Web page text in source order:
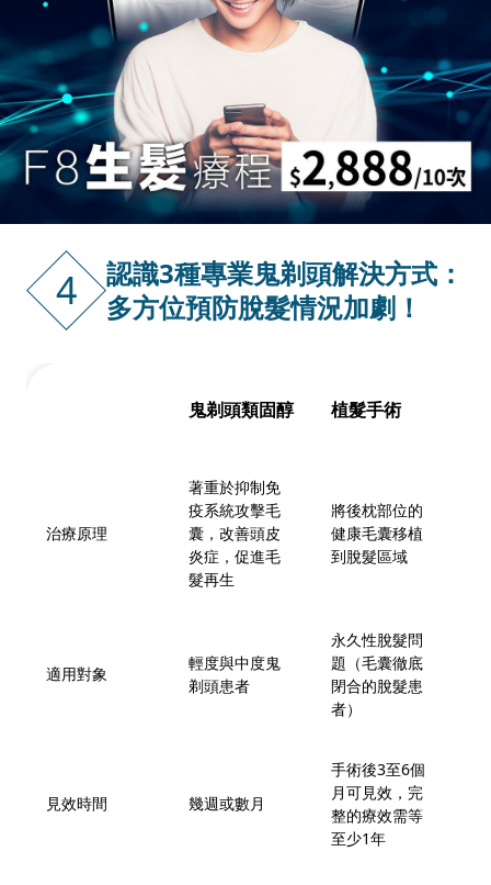
4
認識3種專業鬼剃頭解決方式：
多方位預防脫髮情況加劇！
鬼剃頭類固醇 植髮手術
治療原理
著重於抑制免
疫系統攻擊毛
囊，改善頭皮
炎症，促進毛
髮再生
將後枕部位的
健康毛囊移植
到脫髮區域
適用對象
輕度與中度鬼
剃頭患者
永久性脫髮問
題（毛囊徹底
閉合的脫髮患
者）
見效時間 幾週或數月
手術後3至6個
月可見效，完
整的療效需等
至少1年